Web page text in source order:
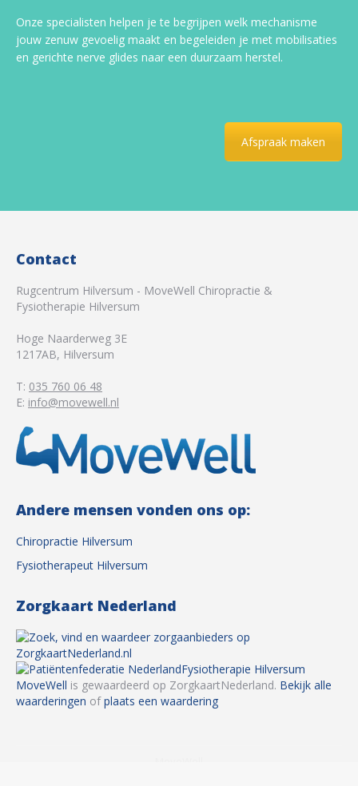
Onze specialisten helpen je te begrijpen welk mechanisme
jouw zenuw gevoelig maakt en begeleiden je met mobilisaties
en gerichte nerve glides naar een duurzaam herstel.
Afspraak maken
Contact
Rugcentrum Hilversum - MoveWell Chiropractie &
Fysiotherapie Hilversum
Hoge Naarderweg 3E
1217AB, Hilversum
T: 035 760 06 48
E: info@movewell.nl
Andere mensen vonden ons op:
Chiropractie Hilversum
Fysiotherapeut Hilversum
Zorgkaart Nederland
Fysiotherapie Hilversum
MoveWell is gewaardeerd op ZorgkaartNederland. Bekijk alle
waarderingen ofplaats een waardering